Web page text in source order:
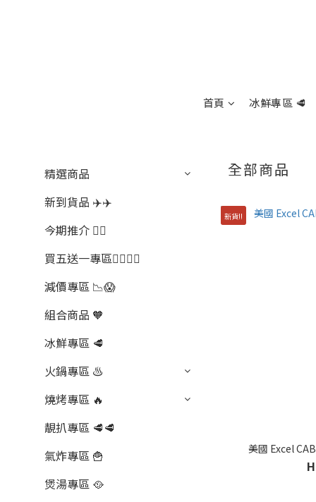
首頁 冰鮮專區 🥩
精選商品
新到貨品 ✈️✈️
今期推介 👍🏻
買五送一專區🖐🏻☝🏻
減價專區 📉😱
組合商品 🧡
冰鮮專區 🥩
火鍋專區 ♨️
燒烤專區 🔥
靚扒專區 🥩🥩
氣炸專區 🍟
煲湯專區 🥘
全部商品
新貨!!
美國 Excel